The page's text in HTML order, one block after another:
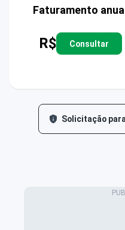
Faturamento anual
R$ Consultar
Solicitação